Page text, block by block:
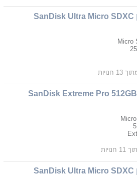
כרטיס זיכרון SanDisk Ultra Micro SDXC
Micro
13 חנויות
כרטיס זיכרון SanDisk Extreme Pro 512GB
חנויות
כרטיס זיכרון SanDisk Ultra Micro SDXC